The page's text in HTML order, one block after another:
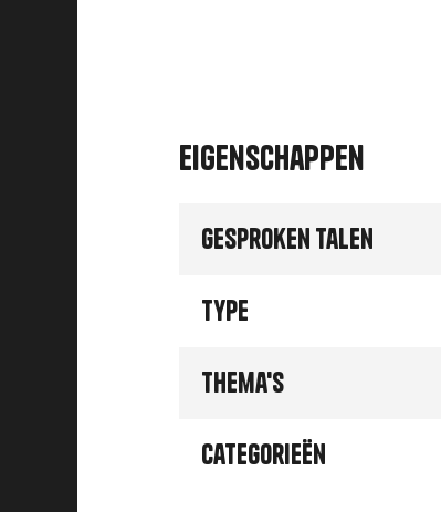
Eigenschappen
Gesproken talen
Type
Thema's
Categorieën